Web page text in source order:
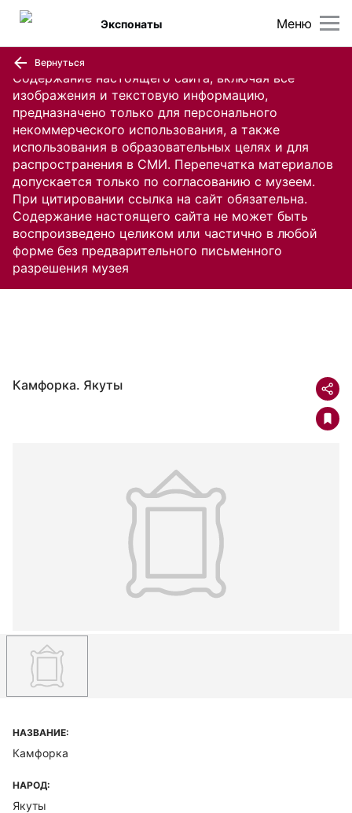
Содержание настоящего сайта, включая все
изображения и текстовую информацию,
предназначено только для персонального
некоммерческого использования, а также
использования в образовательных целях и для
распространения в СМИ. Перепечатка материалов
допускается только по согласованию с музеем.
При цитировании ссылка на сайт обязательна.
Содержание настоящего сайта не может быть
воспроизведено целиком или частично в любой
форме без предварительного письменного
разрешения музея
Меню
Экспонаты
Вернуться
Камфорка. Якуты
НАЗВАНИЕ:
Камфорка
НАРОД:
Якуты